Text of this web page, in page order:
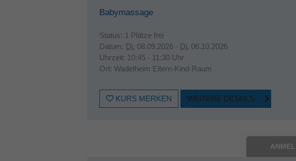
Babymassage
Status: 1 Plätze frei
Datum: Di. 08.09.2026 - Di. 06.10.2026
Uhrzeit: 10:45 - 11:30 Uhr
Ort: Wadelheim Eltern-Kind-Raum
KURS MERKEN WEITERE DETAILS